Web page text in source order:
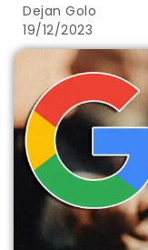
Dejan Golo
19/12/2023